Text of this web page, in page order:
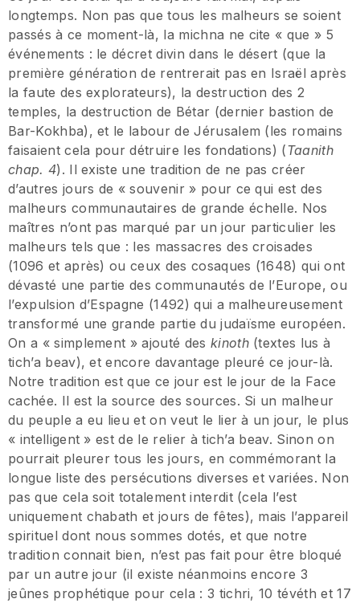
longtemps. Non pas que tous les malheurs se soient
passés à ce moment-là, la michna ne cite « que » 5
événements : le décret divin dans le désert (que la
première génération de rentrerait pas en Israël après
la faute des explorateurs), la destruction des 2
temples, la destruction de Bétar (dernier bastion de
Bar-Kokhba), et le labour de Jérusalem (les romains
faisaient cela pour détruire les fondations) ( Taanith
chap. 4). Il existe une tradition de ne pas créer
d’autres jours de « souvenir » pour ce qui est des
malheurs communautaires de grande échelle. Nos
maîtres n’ont pas marqué par un jour particulier les
malheurs tels que : les massacres des croisades
(1096 et après) ou ceux des cosaques (1648) qui ont
dévasté une partie des communautés de l’Europe, ou
l’expulsion d’Espagne (1492) qui a malheureusement
transformé une grande partie du judaïsme européen.
On a « simplement » ajouté des kinoth (textes lus à
tich’a beav), et encore davantage pleuré ce jour-là.
Notre tradition est que ce jour est le jour de la Face
cachée. Il est la source des sources. Si un malheur
du peuple a eu lieu et on veut le lier à un jour, le plus
« intelligent » est de le relier à tich’a beav. Sinon on
pourrait pleurer tous les jours, en commémorant la
longue liste des persécutions diverses et variées. Non
pas que cela soit totalement interdit (cela l’est
uniquement chabath et jours de fêtes), mais l’appareil
spirituel dont nous sommes dotés, et que notre
tradition connait bien, n’est pas fait pour être bloqué
par un autre jour (il existe néanmoins encore 3
jeûnes prophétique pour cela : 3 tichri, 10 tévéth et 17